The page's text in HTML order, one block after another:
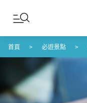
跳至內容
跳至頁尾導覽
首頁 必遊景點